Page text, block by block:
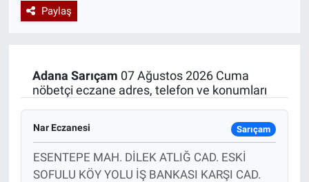
Paylaş
Adana Sarıçam 07 Ağustos 2026 Cuma
nöbetçi eczane adres, telefon ve konumları
Nar Eczanesi Sarıçam
ESENTEPE MAH. DİLEK ATLIĞ CAD. ESKİ
SOFULU KÖY YOLU İŞ BANKASI KARŞI CAD.
Özel Haberler
Dünya
Özel Haberler
Kadın
Erişim Bilgileri
Haber Arşivi